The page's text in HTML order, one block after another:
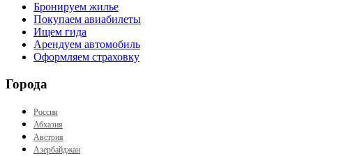
Бронируем жилье
Покупаем авиабилеты
Ищем гида
Арендуем автомобиль
Оформляем страховку
Города
Россия
Абхазия
Австрия
Азербайджан